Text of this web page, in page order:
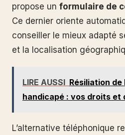
propose un formulaire de
Ce dernier oriente
conseiller le mieux adapté
et la localisation
LIRE AUSSI Résiliation
handicapé : vos droits et
L’alternative téléphonique